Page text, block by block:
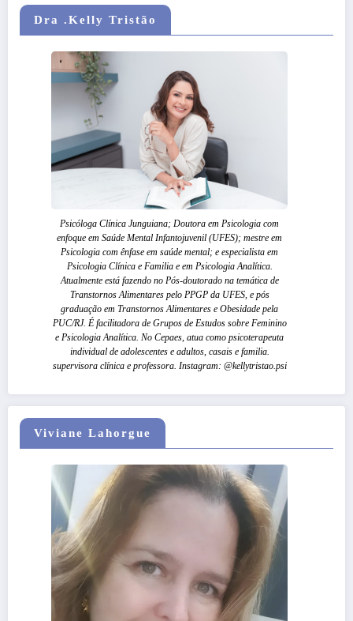
Dra .Kelly Tristão
Psicóloga Clínica Junguiana; Doutora em Psicologia com
enfoque em Saúde Mental Infantojuvenil (UFES); mestre em
Psicologia com ênfase em saúde mental; e especialista em
Psicologia Clínica e Familia e em Psicologia Analítica.
Atualmente está fazendo no Pós-doutorado na temática de
Transtornos Alimentares pelo PPGP da UFES, e pós
graduação em Transtornos Alimentares e Obesidade pela
PUC/RJ. É facilitadora de Grupos de Estudos sobre Feminino
e Psicologia Analítica. No Cepaes, atua como psicoterapeuta
individual de adolescentes e adultos, casais e familia.
supervisora clínica e professora. Instagram: @kellytristao.psi
Viviane Lahorgue